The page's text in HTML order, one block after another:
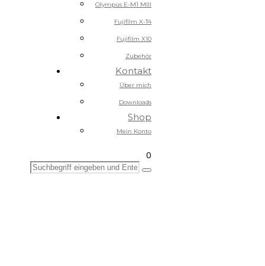
Olympus E-M1 MIII
Fujifilm X-T4
Fujifilm X10
Zubehör
Kontakt
Über mich
Downloads
Shop
Mein Konto
0